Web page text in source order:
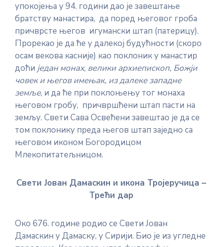
упокојења у 94. години дао је завештање
братству манастира, да поред његовог гроба
причврсте његов игумански штап (патерицу).
Прорекао је да ће у далекој будућности (скоро
осам векова касније) као поклоник у манастир
доћи један монах, велики архиепископ, Божји
човек и његов имењак, из далеке западне
земље, и да ће при поклоњењу тог монаха
његовом гробу, причвршћени штап пасти на
земљу. Свети Сава Освећени завештао је да се
том поклонику преда његов штап заједно са
његовом иконом Богородицом
Млекопитатељницом.
Свети Јован Дамаскин и икона Тројеручица –
Трећи дар
Око 676. године родио се Свети Јован
Дамаскин у Дамаску, у Сирији. Био је из угледне